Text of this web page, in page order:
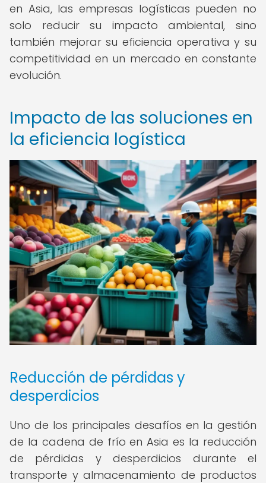
en Asia, las empresas logísticas pueden no
solo reducir su impacto ambiental, sino
también mejorar su eficiencia operativa y su
competitividad en un mercado en constante
evolución.
Impacto de las soluciones en
la eficiencia logística
Reducción de pérdidas y
desperdicios
Uno de los principales desafíos en la gestión
de la cadena de frío en Asia es la reducción
de pérdidas y desperdicios durante el
transporte y almacenamiento de productos